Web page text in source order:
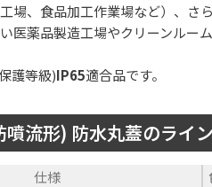
場、食品加工作業場など）、さ
医薬品製造工場やクリーンルー
護等級)IP65適合品です。
流形) 防水丸蓋のライ
仕様